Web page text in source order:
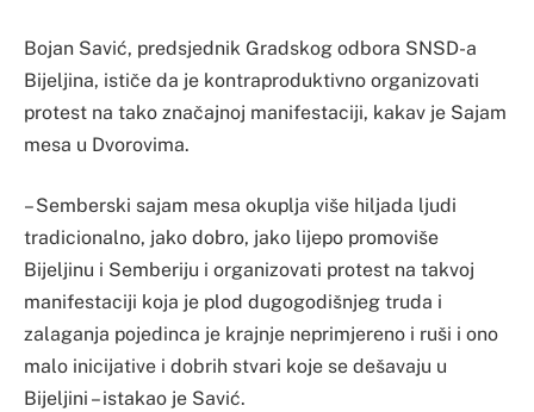
Bojan Savić, predsjednik Gradskog odbora SNSD-a
Bijeljina, ističe da je kontraproduktivno organizovati
protest na tako značajnoj manifestaciji, kakav je Sajam
mesa u Dvorovima.
– Semberski sajam mesa okuplja više hiljada ljudi
tradicionalno, jako dobro, jako lijepo promoviše
Bijeljinu i Semberiju i organizovati protest na takvoj
manifestaciji koja je plod dugogodišnjeg truda i
zalaganja pojedinca je krajnje neprimjereno i ruši i ono
malo inicijative i dobrih stvari koje se dešavaju u
Bijeljini – istakao je Savić.